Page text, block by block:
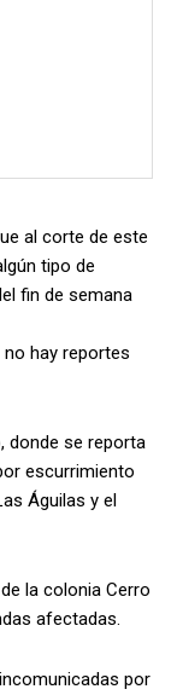
al corte de este
tipo de
fin de semana
hay reportes
donde se reporta
escurrimiento
Águilas y el
la colonia Cerro
afectadas.
por